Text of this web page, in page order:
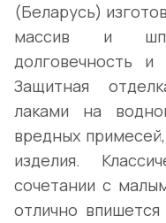
(Беларусь)
массив и
долговечность
Защитная
лаками на
вредных
изделия.
сочетании с
отлично